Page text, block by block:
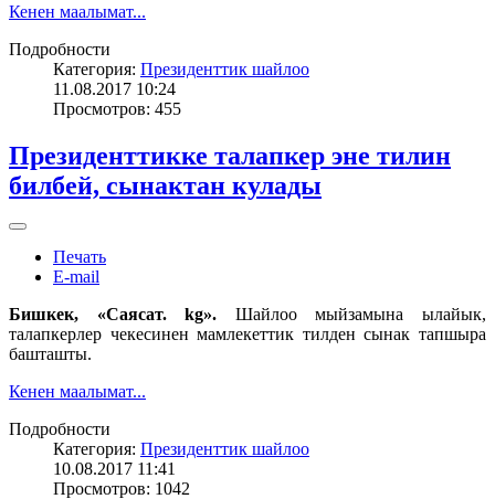
Кенен маалымат...
Подробности
Категория: Президенттик шайлоо
11.08.2017 10:24
Просмотров: 455
Президенттикке талапкер эне тилин
билбей, сынактан кулады
Печать
E-mail
Бишкек, «Саясат. kg». Шайлоо мыйзамына ылайык,
талапкерлер чекесинен мамлекеттик тилден сынак тапшыра
башташты.
Кенен маалымат...
Подробности
Категория: Президенттик шайлоо
10.08.2017 11:41
Просмотров: 1042